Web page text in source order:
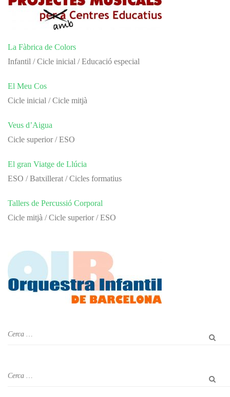
La Fàbrica de Colors
Infantil / Cicle inicial / Educació especial
El Meu Cos
Cicle inicial / Cicle mitjà
Veus d’Aigua
Cicle superior / ESO
El gran Viatge de Llúcia
ESO / Batxillerat / Cicles formatius
Tallers de Percussió Corporal
Cicle mitjà / Cicle superior / ESO